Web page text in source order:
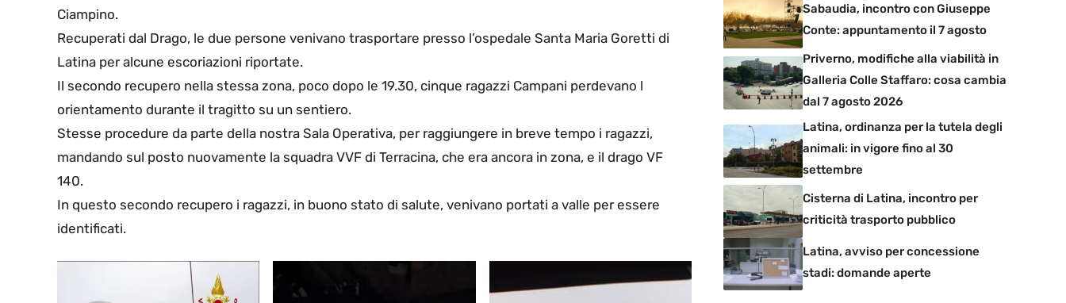
Ciampino.
Recuperati dal Drago, le due persone venivano trasportare presso l’ospedale Santa Maria Goretti di
Latina per alcune escoriazioni riportate.
Il secondo recupero nella stessa zona, poco dopo le 19.30, cinque ragazzi Campani perdevano l
orientamento durante il tragitto su un sentiero.
Stesse procedure da parte della nostra Sala Operativa, per raggiungere in breve tempo i ragazzi,
mandando sul posto nuovamente la squadra VVF di Terracina, che era ancora in zona, e il drago VF
140.
In questo secondo recupero i ragazzi, in buono stato di salute, venivano portati a valle per essere
identificati.
Sabaudia, incontro con Giuseppe
Conte: appuntamento il 7 agosto
Priverno, modifiche alla viabilità in
Galleria Colle Staffaro: cosa cambia
dal 7 agosto 2026
Latina, ordinanza per la tutela degli
animali: in vigore fino al 30
settembre
Cisterna di Latina, incontro per
criticità trasporto pubblico
Latina, avviso per concessione
stadi: domande aperte